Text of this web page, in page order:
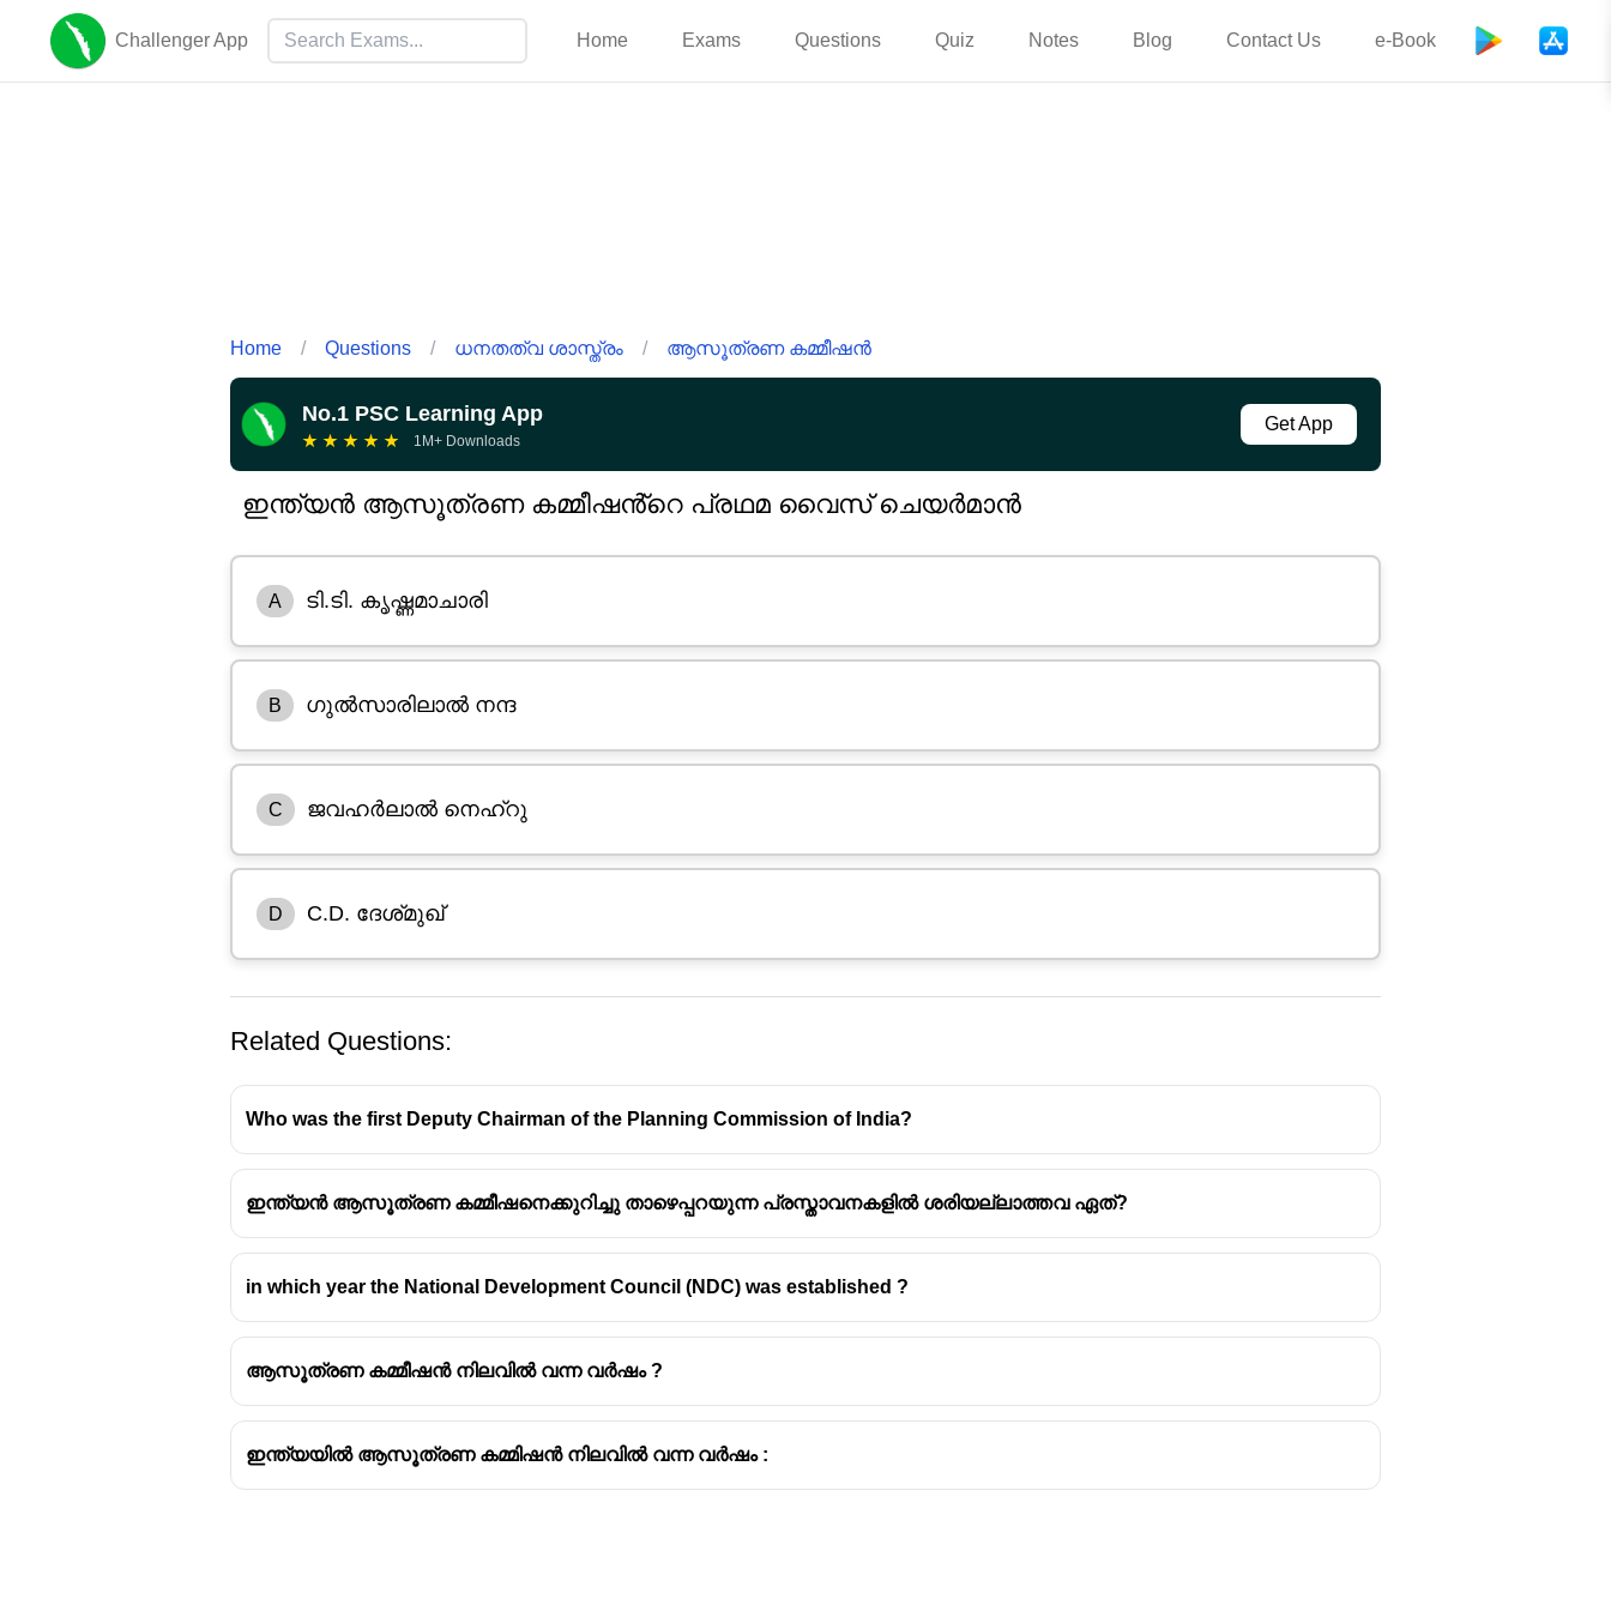
Challenger App Home Exams Questions Quiz Notes Blog Contact Us e-Book
Home / Questions / ധനതത്വ ശാസ്ത്രം / ആസൂത്രണ കമ്മീഷൻ
No.1 PSC Learning App
★ ★ ★ ★ ★ 1M+ Downloads
Get App
ഇന്ത്യൻ ആസൂത്രണ കമ്മീഷൻ്റെ പ്രഥമ വൈസ് ചെയർമാൻ
A ടി.ടി. കൃഷ്ണമാചാരി
B ഗുൽസാരിലാൽ നന്ദ
C ജവഹർലാൽ നെഹ്റു
D C.D. ദേശ്‌മുഖ്
ഇന്ത്യൻ ആസൂത്രണ കമ്മീഷൻ(Planning Commission of India) 1950 മാർച്ച് 15-നാണ് രൂപീകരിച്ചത്.
പ്രധാന ചുമതല.
അധ്യക്ഷൻ
ജവഹർലാൽ നെഹ്‌റുആയിരുന്നു.
അംഗങ്ങളും കമ്മീഷനിൽ ഉണ്ടായിരുന്നു.
ആസൂത്രണ കമ്മീഷന്റെ ആദ്യ ഉപാധ്യക്ഷനായിരുന്നത്
Related Questions:
Who was the first Deputy Chairman of the Planning Commission of India?
ഇന്ത്യൻ ആസൂത്രണ കമ്മീഷനെക്കുറിച്ചു താഴെപ്പറയുന്ന പ്രസ്താവനകളിൽ ശരിയല്ലാത്തവ ഏത്?
in which year the National Development Council (NDC) was established ?
ആസൂത്രണ കമ്മീഷൻ നിലവിൽ വന്ന വർഷം ?
ഇന്ത്യയിൽ ആസൂത്രണ കമ്മിഷൻ നിലവിൽ വന്ന വർഷം :